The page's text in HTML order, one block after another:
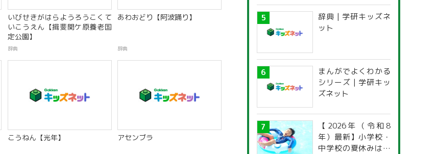
いびせきがはらようろうこくて
いこうえん【揖斐関ケ原養老国
定公園】
辞典
あわおどり【阿波踊り】
辞典
こうねん【光年】 アセンブラ
感想文コンクール
辞典 | 学研キッズネ
ット
まんがでよくわかる
シリーズ | 学研キッ
ズネット
【2026年（令和8
年）最新】小学校・
中学校の夏休みはい